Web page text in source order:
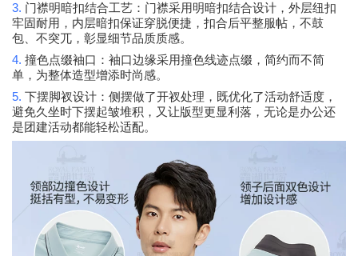
3. 门襟明暗扣结合工艺：门襟采用明暗扣结合设计，外层纽扣
牢固耐用，内层暗扣保证穿脱便捷，扣合后平整服帖，不鼓
包、不突兀，彰显细节品质质感。
4. 撞色点缀袖口：袖口边缘采用撞色线迹点缀，简约而不简
单，为整体造型增添时尚感。
5. 下摆脚衩设计：侧摆做了开衩处理，既优化了活动舒适度，
避免久坐时下摆起皱堆积，又让版型更显利落，无论是办公还
是团建活动都能轻松适配。